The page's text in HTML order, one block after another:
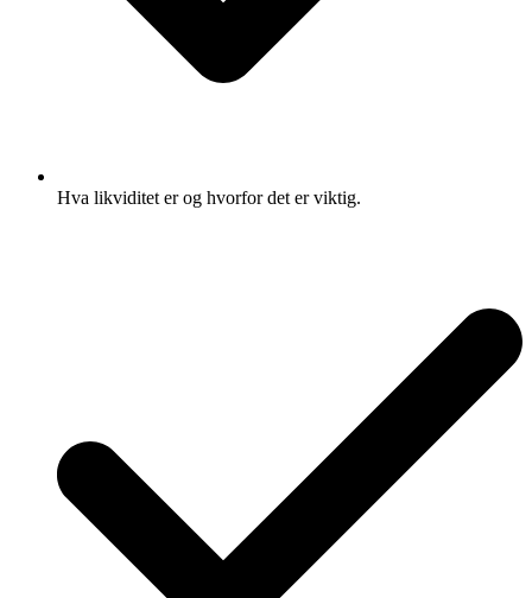
Hva likviditet er og hvorfor det er viktig.